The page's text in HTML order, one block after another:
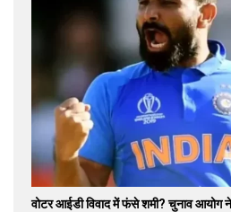
वोटर आईडी विवाद में फंसे शमी? चुनाव आयोग